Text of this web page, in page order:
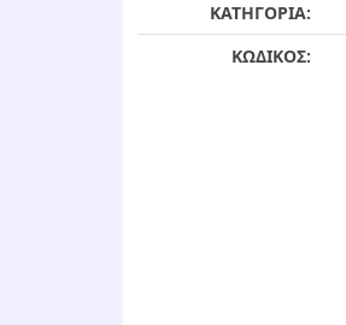
ΚΑΤΗΓΟΡΙΑ:
ΚΩΔΙΚΟΣ: